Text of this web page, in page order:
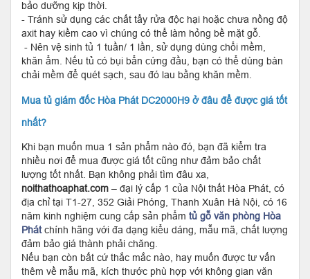
bảo dưỡng kịp thời.
- Tránh sử dụng các chất tẩy rửa độc hại hoặc chưa nồng độ
axit hay kiềm cao vì chúng có thể làm hỏng bề mặt gỗ.
- Nên vệ sinh tủ 1 tuần/ 1 lần, sử dụng dùng chổi mềm,
khăn ẩm. Nếu tủ có bụi bẩn cứng đầu, bạn có thể dùng bàn
chải mềm để quét sạch, sau đó lau bằng khăn mềm.
Mua tủ giám đốc Hòa Phát DC2000H9 ở đâu để được giá tốt
nhất?
Khi bạn muốn mua 1 sản phẩm nào đó, bạn đã kiểm tra
nhiều nơi để mua được giá tốt cũng như đảm bảo chất
lượng tốt nhất. Bạn không phải tìm đâu xa,
noithathoaphat.com – đại lý cấp 1 của Nội thất Hòa Phát, có
địa chỉ tại T1-27, 352 Giải Phóng, Thanh Xuân Hà Nội, có 16
năm kinh nghiệm cung cấp sản phẩm tủ gỗ văn phòng Hòa
Phátchính hãng với đa dạng kiểu dáng, mẫu mã, chất lượng
đảm bảo giá thành phải chăng.
Nếu bạn còn bất cứ thắc mắc nào, hay muốn được tư vấn
thêm về mẫu mã, kích thước phù hợp với không gian văn